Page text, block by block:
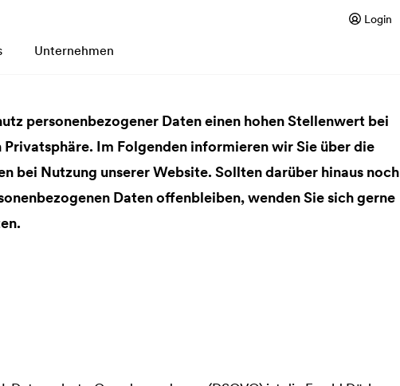
Login
Unternehmen
personenbezogener Daten einen hohen Stellenwert bei
Im Folgenden informieren wir Sie über die
bei Nutzung unserer Website. Sollten darüber hinaus noch
Daten offenbleiben, wenden Sie sich gerne